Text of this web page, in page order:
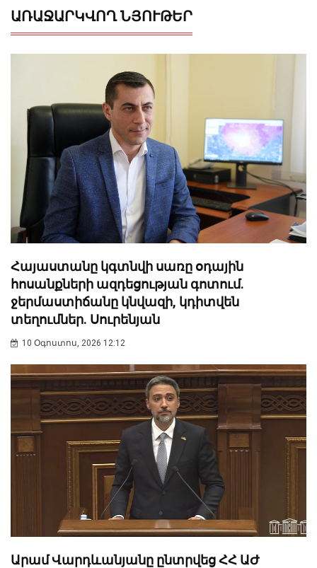
ԱՌԱՋԱՐԿՎՈՂ ՆՅՈՒԹԵՐ
Հայաստանը կգտնվի սառը օդային
հոսանքների ազդեցության գոտում.
ջերմաստիճանը կնվազի, կդիտվեն
տեղումներ. Սուրենյան
10 Օգոստոս, 2026 12:12
Արամ Վարդևանյանը ընտրվեց ՀՀ ԱԺ